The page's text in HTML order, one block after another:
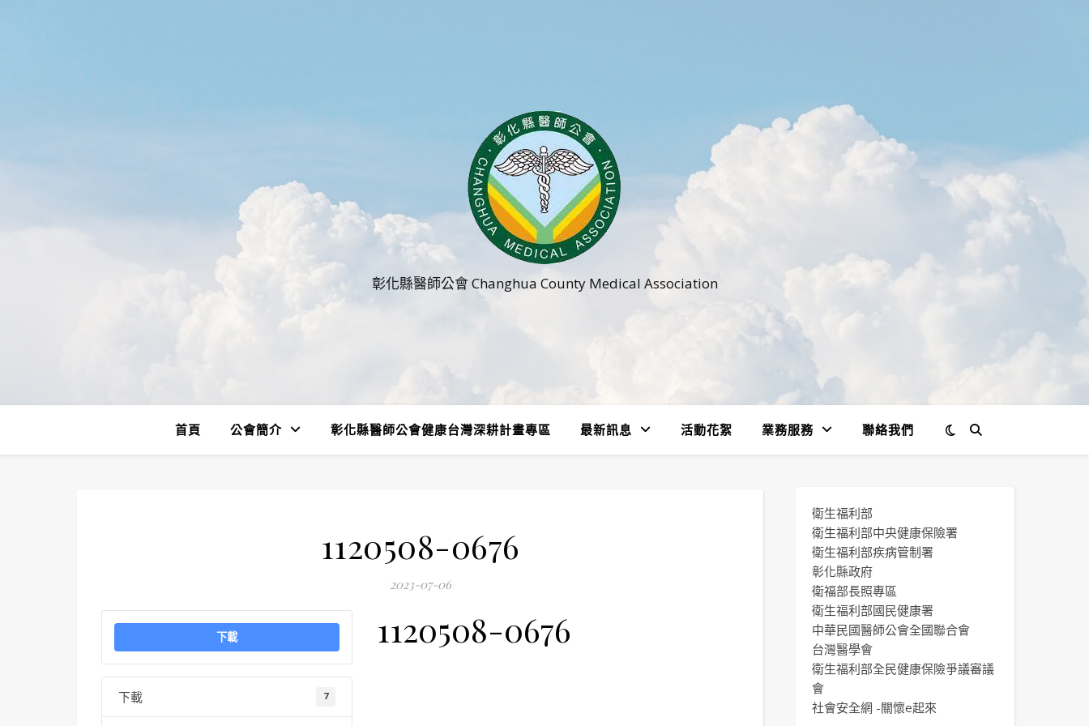
彰化縣醫師公會 Changhua County Medical Association
首頁 公會簡介 彰化縣醫師公會健康台灣深耕計畫專區 最新訊息 活動花絮 業務服務 聯絡我們
1120508-0676
2023-07-06
下載
下載 7
1120508-0676
衛生福利部
衛生福利部中央健康保險署
衛生福利部疾病管制署
彰化縣政府
衛福部長照專區
衛生福利部國民健康署
中華民國醫師公會全國聯合會
台灣醫學會
衛生福利部全民健康保險爭議審議
會
社會安全網 -關懷e起來